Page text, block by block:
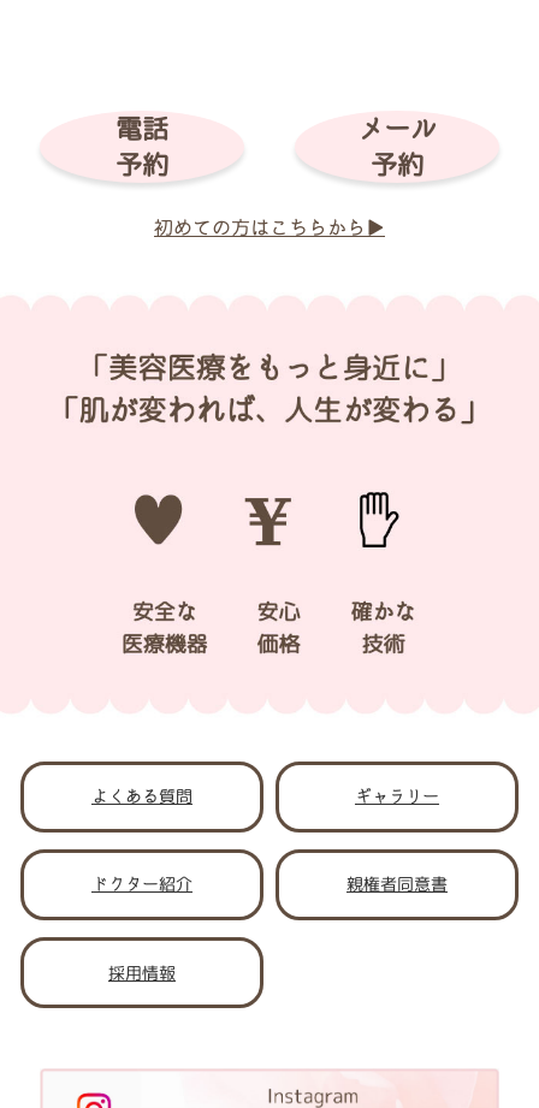
電話
予約
メール
予約
初めての方はこちらから▶
よくある質問 ギャラリー
ドクター紹介 親権者同意書
採用情報